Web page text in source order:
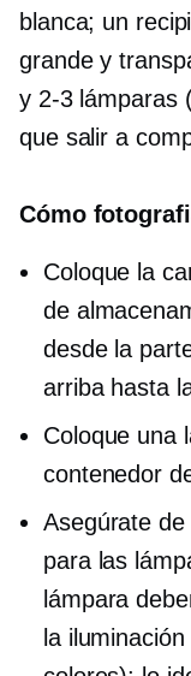
blanca; un
grande y
y 2-3lámparas
que salir a
Cómo
Coloque la
de
desde la
arriba hasta
Coloque una
contenedor
Asegúrate
para las
lámpara
la